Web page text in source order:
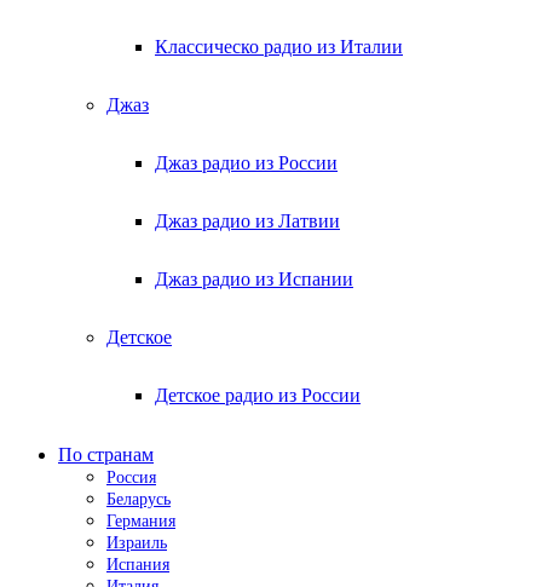
Классическо радио из Италии
Джаз
Джаз радио из России
Джаз радио из Латвии
Джаз радио из Испании
Детское
Детское радио из России
По странам
Россия
Беларусь
Германия
Израиль
Испания